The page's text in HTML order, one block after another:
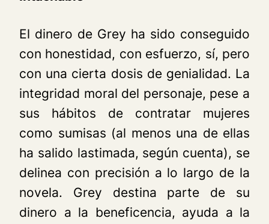
El dinero de Grey ha sido conseguido
con honestidad, con esfuerzo, sí, pero
con una cierta dosis de genialidad. La
integridad moral del personaje, pese a
sus hábitos de contratar mujeres
como sumisas (al menos una de ellas
ha salido lastimada, según cuenta), se
delinea con precisión a lo largo de la
novela. Grey destina parte de su
dinero a la beneficencia, ayuda a la